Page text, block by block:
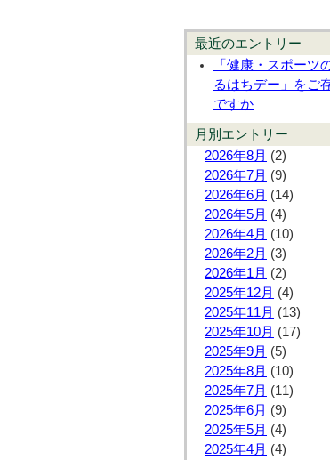
最近のエントリー
「健康・スポーツ
るはちデー」をご
ですか
月別エントリー
2026年8月 (2)
2026年7月 (9)
2026年6月 (14)
2026年5月 (4)
2026年4月 (10)
2026年2月 (3)
2026年1月 (2)
2025年12月 (4)
2025年11月 (13)
2025年10月 (17)
2025年9月 (5)
2025年8月 (10)
2025年7月 (11)
2025年6月 (9)
2025年5月 (4)
2025年4月 (4)